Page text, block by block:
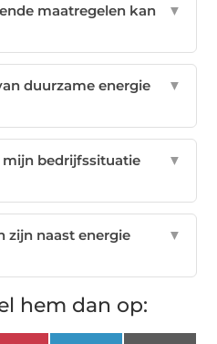
maatregelen kan
▼
duurzame energie
▼
bedrijfssituatie
▼
zijn naast energie
▼
hem dan op: